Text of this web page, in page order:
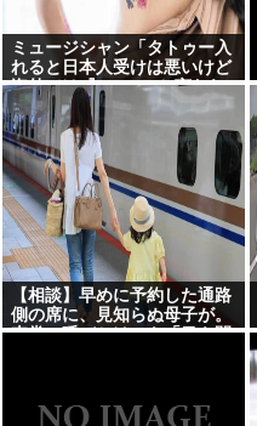
ミュージシャン「タトゥー入
れると日本人受けは悪いけど
海外では『Cool!』と言われ
る
【相談】早めに予約した通路
側の席に、見知らぬ母子が。
車掌の呼びかけにも「目を閉
てしまうのでしょうか？